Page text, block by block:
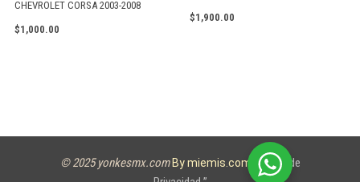
CHEVROLET CORSA 2003-2008
$1,000.00
$1,900.00
© 2025 yonkesmx.com By miemis.com
Aviso de